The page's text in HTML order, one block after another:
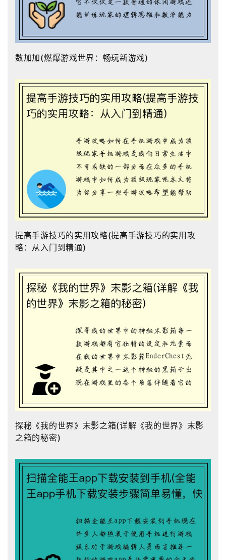
数加加(燃爆游戏世界：畅玩新游戏)
提高手游技巧的实用攻略(提高手游技巧的实用攻
略：从入门到精通)
探秘《我的世界》末影之箱(详解《我的世界》末影
之箱的秘密)